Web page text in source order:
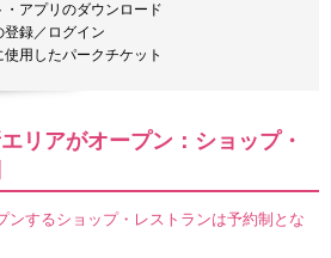
・アプリのダウンロード
登録／ログイン
用したパークチケット
リアがオープン：ショップ・
ンするショップ・レストランは予約制とな